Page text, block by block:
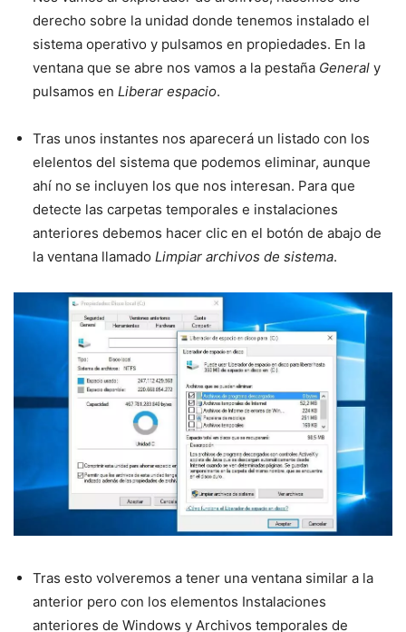
derecho sobre la unidad donde tenemos instalado el
sistema operativo y pulsamos en propiedades. En la
ventana que se abre nos vamos a la pestaña General y
pulsamos en Liberar espacio.
Tras unos instantes nos aparecerá un listado con los
elelentos del sistema que podemos eliminar, aunque
ahí no se incluyen los que nos interesan. Para que
detecte las carpetas temporales e instalaciones
anteriores debemos hacer clic en el botón de abajo de
la ventana llamado Limpiar archivos de sistema.
Tras esto volveremos a tener una ventana similar a la
anterior pero con los elementos Instalaciones
anteriores de Windows y Archivos temporales de